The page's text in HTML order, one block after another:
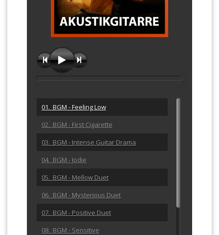
01. BGM - Feeling Low
02. BGM - First Cigarette
03. BGM - Intense Guitar Drama
04. BGM - Jodie
05. BGM - Mellow Duet
06. BGM - Mysterious Duet
07. BGM - Positive Duet
08. BGM - Sensitive